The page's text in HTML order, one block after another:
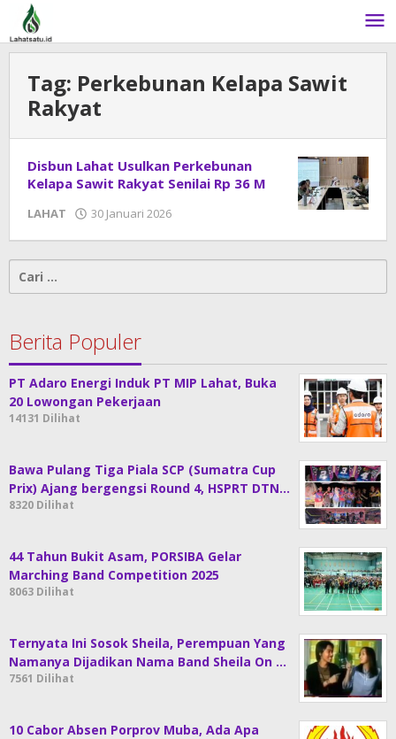
Lewati
konten
Tag: Perkebunan Kelapa Sawit
Rakyat
Disbun Lahat Usulkan Perkebunan
Kelapa Sawit Rakyat Senilai Rp 36 M
LAHAT 30 Januari 2026
Cari
untuk:
Berita Populer
PT Adaro Energi Induk PT MIP Lahat, Buka
20 Lowongan Pekerjaan
14131 Dilihat
Bawa Pulang Tiga Piala SCP (Sumatra Cup
Prix) Ajang bergengsi Round 4, HSPRT DTN…
8320 Dilihat
44 Tahun Bukit Asam, PORSIBA Gelar
Marching Band Competition 2025
8063 Dilihat
Ternyata Ini Sosok Sheila, Perempuan Yang
Namanya Dijadikan Nama Band Sheila On …
7561 Dilihat
10 Cabor Absen Porprov Muba, Ada Apa